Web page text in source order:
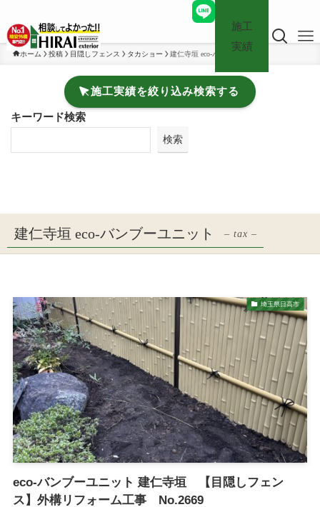
施工
実績
ホーム 投稿 目隠しフェンス タカショー 建仁寺垣 eco-バンブーユニット
施工実績を絞り込み検索する
キーワード検索
検索
建仁寺垣 eco-バンブーユニット – tax –
埼玉県日高市
eco-バンブーユニット 建仁寺垣 【目隠しフェン
ス】外構リフォーム工事 No.2669